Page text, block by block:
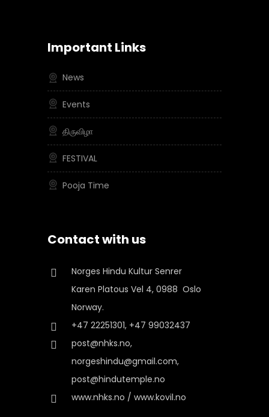
Important Links
News
Events
திருவிழா
FESTIVAL
Pooja Time
Contact with us
Norges Hindu Kultur Senrer
Karen Platous Vel 4, 0988 Oslo
Norway.
+47 22251301, +47 99032437
post@nhks.no,
norgeshindu@gmail.com,
post@hindutemple.no
www.nhks.no / www.kovil.no